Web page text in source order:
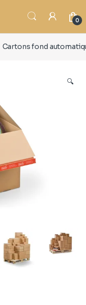
0
Cartons fond
🔍